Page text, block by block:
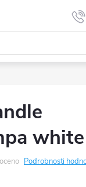
Podrobnosti